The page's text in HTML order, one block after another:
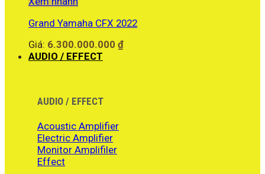
Grand Yamaha CFX 2022
Giá: 6.300.000.000 ₫
AUDIO / EFFECT
AUDIO / EFFECT
Acoustic Amplifier
Electric Amplifier
Monitor Amplifiler
Effect